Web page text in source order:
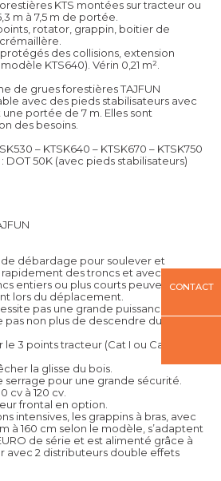
KTS montées sur tracteur ou
m à 7,5 m de portée.
rotator, grappin, boitier de
des collisions, extension
KTS640). Vérin 0,21 m².
de grues forestières TAJFUN
avec des pieds stabilisateurs avec
portée de 7 m. Elles sont
des besoins.
– KTSK640 – KTSK670 – KTSK750
DOT 50K (avec pieds stabilisateurs)
débardage pour soulever et
des troncs et avec la barre
entiers ou plus courts peuvent être
lors du déplacement.
pas une grande puissance de
non plus de descendre du
3 points tracteur (Cat I ou Cat II selon
la glisse du bois.
serrage pour une grande sécurité.
cv à 120 cv.
frontal en option.
intensives, les grappins à bras, avec
à 160 cm selon le modèle, s’adaptent
de série et est alimenté grâce à
avec 2 distributeurs double effets
CONTACT